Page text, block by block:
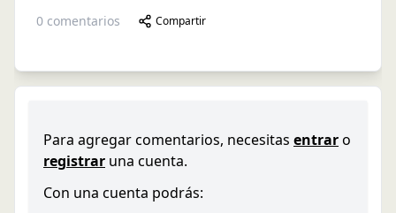
0 comentarios Compartir
Para agregar comentarios, necesitas entraro
registrar una cuenta.
Con una cuenta podrás: